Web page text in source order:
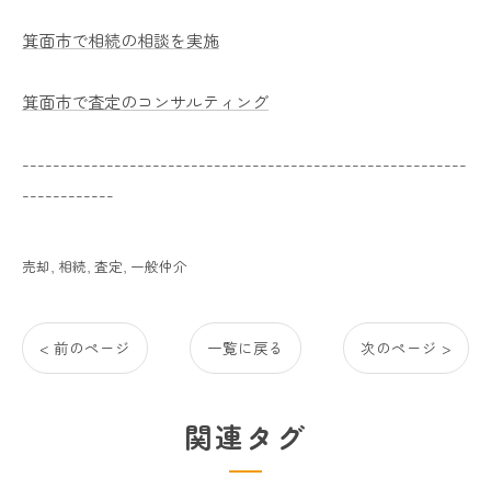
箕面市で相続の相談を実施
箕面市で査定のコンサルティング
----------------------------------------------------------
------------
売却 相続 査定 一般仲介
< 前のページ 一覧に戻る 次のページ >
関連タグ